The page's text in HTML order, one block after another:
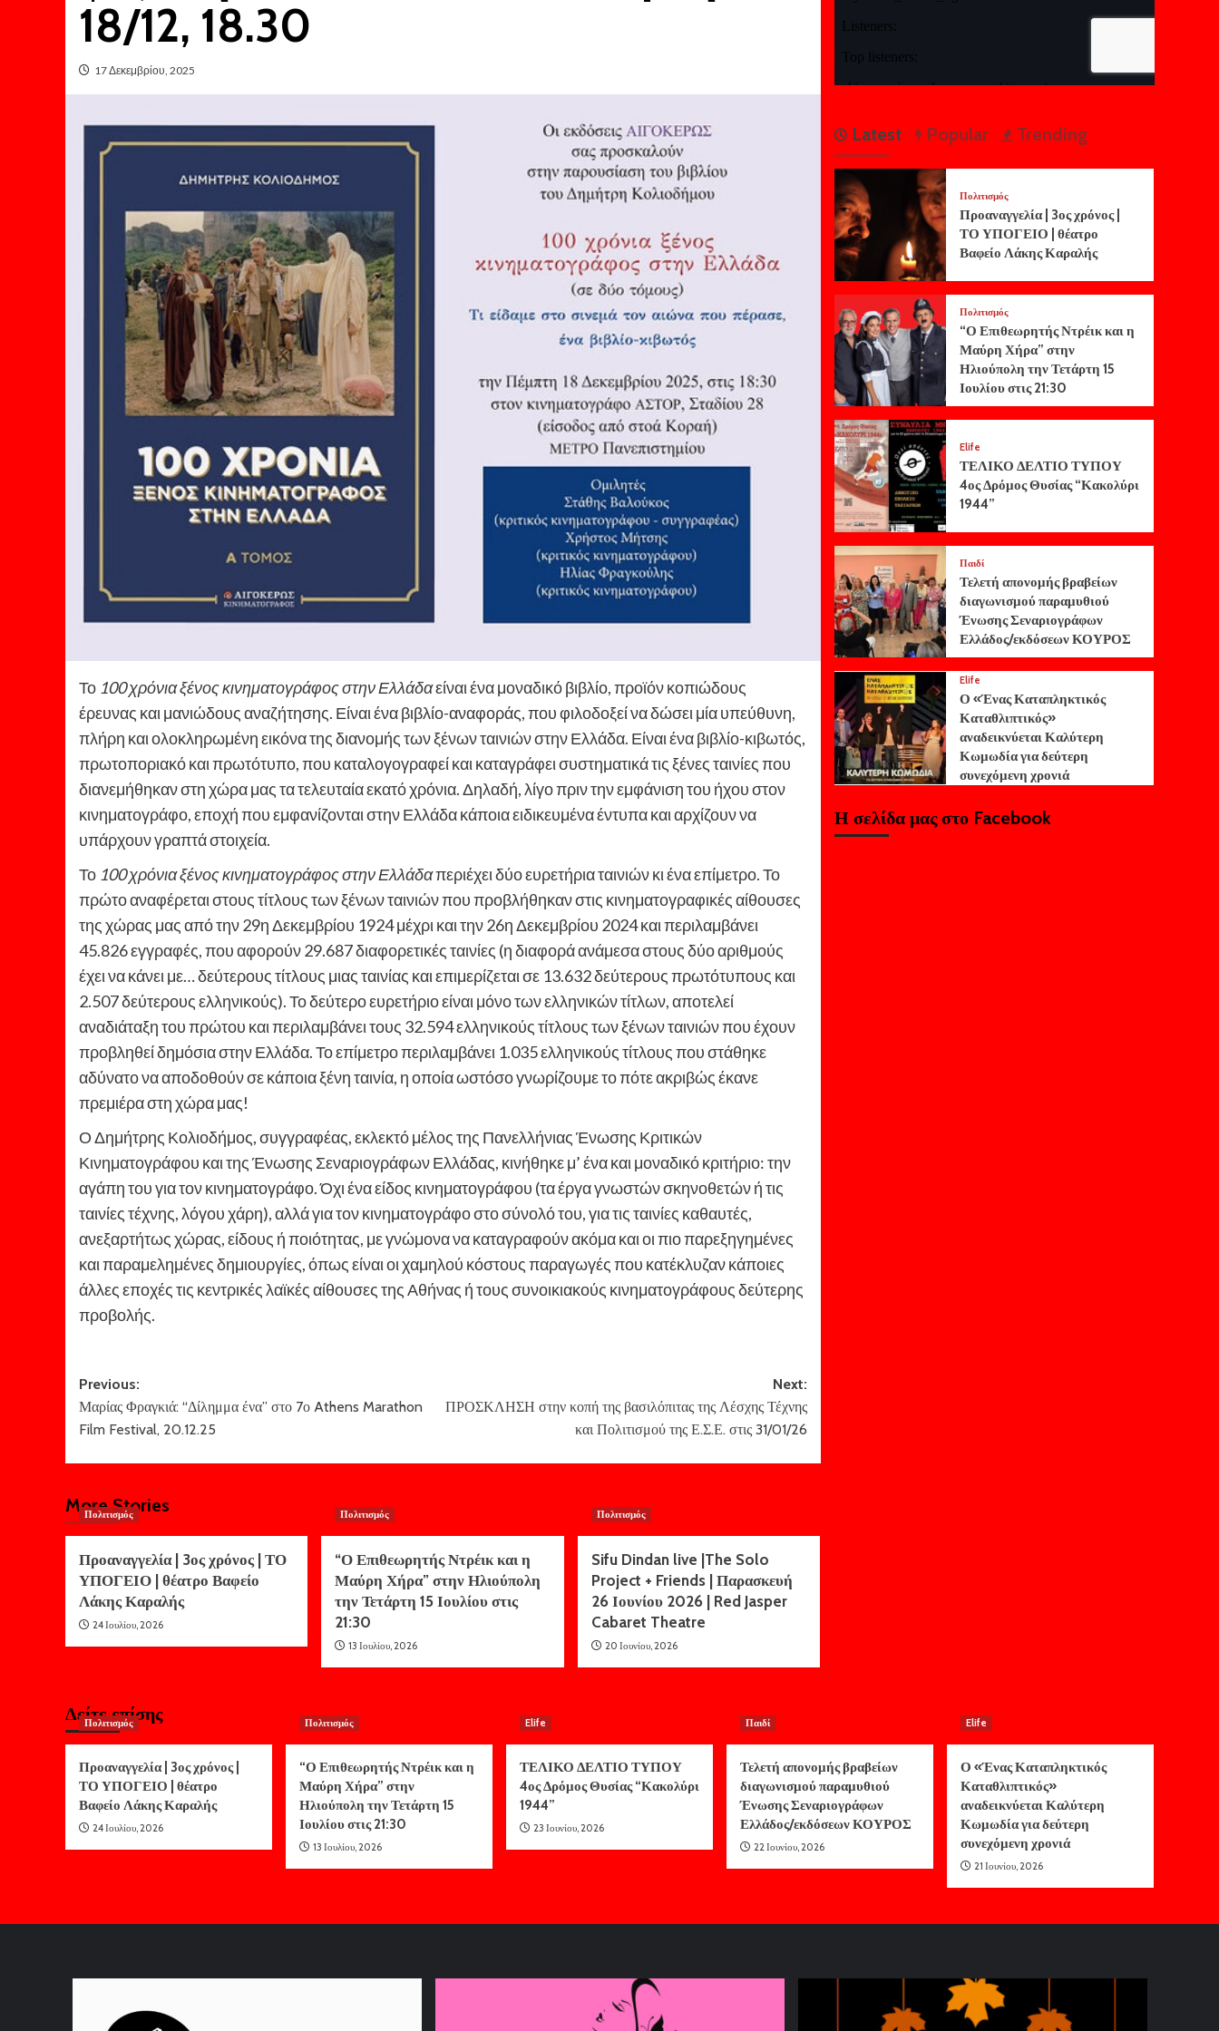
18/12, 18.30
17 Δεκεμβρίου, 2025
Το 100 χρόνια ξένος κινηματογράφος στην Ελλάδαείναι ένα μοναδικό βιβλίο, προϊόν κοπιώδους
έρευνας και μανιώδους αναζήτησης. Είναι ένα βιβλίο-αναφοράς, που φιλοδοξεί να δώσει μία υπεύθυνη,
πλήρη και ολοκληρωμένη εικόνα της διανομής των ξένων ταινιών στην Ελλάδα. Είναι ένα βιβλίο-κιβωτός,
πρωτοποριακό και πρωτότυπο, που καταλογογραφεί και καταγράφει συστηματικά τις ξένες ταινίες που
διανεμήθηκαν στη χώρα μας τα τελευταία εκατό χρόνια. Δηλαδή, λίγο πριν την εμφάνιση του ήχου στον
κινηματογράφο, εποχή που εμφανίζονται στην Ελλάδα κάποια ειδικευμένα έντυπα και αρχίζουν να
υπάρχουν γραπτά στοιχεία.
Το 100 χρόνια ξένος κινηματογράφος στην Ελλάδαπεριέχει δύο ευρετήρια ταινιών κι ένα επίμετρο. Το
πρώτο αναφέρεται στους τίτλους των ξένων ταινιών που προβλήθηκαν στις κινηματογραφικές αίθουσες
της χώρας μας από την 29η Δεκεμβρίου 1924 μέχρι και την 26η Δεκεμβρίου 2024 και περιλαμβάνει
45.826 εγγραφές, που αφορούν 29.687 διαφορετικές ταινίες (η διαφορά ανάμεσα στους δύο αριθμούς
έχει να κάνει με… δεύτερους τίτλους μιας ταινίας και επιμερίζεται σε 13.632 δεύτερους πρωτότυπους και
2.507 δεύτερους ελληνικούς). Το δεύτερο ευρετήριο είναι μόνο των ελληνικών τίτλων, αποτελεί
αναδιάταξη του πρώτου και περιλαμβάνει τους 32.594 ελληνικούς τίτλους των ξένων ταινιών που έχουν
προβληθεί δημόσια στην Ελλάδα. Το επίμετρο περιλαμβάνει 1.035 ελληνικούς τίτλους που στάθηκε
αδύνατο να αποδοθούν σε κάποια ξένη ταινία, η οποία ωστόσο γνωρίζουμε το πότε ακριβώς έκανε
πρεμιέρα στη χώρα μας!
Ο Δημήτρης Κολιοδήμος, συγγραφέας, εκλεκτό μέλος της Πανελλήνιας Ένωσης Κριτικών
Κινηματογράφου και της Ένωσης Σεναριογράφων Ελλάδας, κινήθηκε μ’ ένα και μοναδικό κριτήριο: την
αγάπη του για τον κινηματογράφο. Όχι ένα είδος κινηματογράφου (τα έργα γνωστών σκηνοθετών ή τις
ταινίες τέχνης, λόγου χάρη), αλλά για τον κινηματογράφο στο σύνολό του, για τις ταινίες καθαυτές,
ανεξαρτήτως χώρας, είδους ή ποιότητας, με γνώμονα να καταγραφούν ακόμα και οι πιο παρεξηγημένες
και παραμελημένες δημιουργίες, όπως είναι οι χαμηλού κόστους παραγωγές που κατέκλυζαν κάποιες
άλλες εποχές τις κεντρικές λαϊκές αίθουσες της Αθήνας ή τους συνοικιακούς κινηματογράφους δεύτερης
προβολής.
Post
navigation
Previous:
Μαρίας Φραγκιά: “Δίλημμα ένα” στο 7ο Athens Marathon
Film Festival, 20.12.25
Next:
ΠΡΟΣΚΛΗΣΗ στην κοπή της βασιλόπιτας της Λέσχης Τέχνης
και Πολιτισμού της Ε.Σ.Ε. στις 31/01/26
More Stories
Πολιτισμός
Προαναγγελία | 3ος χρόνος | ΤΟ
ΥΠΟΓΕΙΟ | θέατρο Βαφείο
Λάκης Καραλής
24 Ιουλίου, 2026
Πολιτισμός
“Ο Επιθεωρητής Ντρέικ και η
Μαύρη Χήρα” στην Ηλιούπολη
την Τετάρτη 15 Ιουλίου στις
21:30
13 Ιουλίου, 2026
Πολιτισμός
Sifu Dindan live |The Solo
Project + Friends | Παρασκευή
26 Ιουνίου 2026 | Red Jasper
Cabaret Theatre
20 Ιουνίου, 2026
Latest Popular Trending
Πολιτισμός
Προαναγγελία | 3ος χρόνος |
ΤΟ ΥΠΟΓΕΙΟ | θέατρο
Βαφείο Λάκης Καραλής
Πολιτισμός
“Ο Επιθεωρητής Ντρέικ και η
Μαύρη Χήρα” στην
Ηλιούπολη την Τετάρτη 15
Ιουλίου στις 21:30
Elife
ΤΕΛΙΚΟ ΔΕΛΤΙΟ ΤΥΠΟΥ
4ος Δρόμος Θυσίας “Κακολύρι
1944”
Παιδί
Τελετή απονομής βραβείων
διαγωνισμού παραμυθιού
Ένωσης Σεναριογράφων
Ελλάδος/εκδόσεων ΚΟΥΡΟΣ
Elife
Ο «Ένας Καταπληκτικός
Καταθλιπτικός»
αναδεικνύεται Καλύτερη
Κωμωδία για δεύτερη
συνεχόμενη χρονιά
Η σελίδα μας στο Facebook
Δείτε επίσης
Πολιτισμός
Προαναγγελία | 3ος χρόνος |
ΤΟ ΥΠΟΓΕΙΟ | θέατρο
Βαφείο Λάκης Καραλής
24 Ιουλίου, 2026
Πολιτισμός
“Ο Επιθεωρητής Ντρέικ και η
Μαύρη Χήρα” στην
Ηλιούπολη την Τετάρτη 15
Ιουλίου στις 21:30
13 Ιουλίου, 2026
Elife
ΤΕΛΙΚΟ ΔΕΛΤΙΟ ΤΥΠΟΥ
4ος Δρόμος Θυσίας “Κακολύρι
1944”
23 Ιουνίου, 2026
Παιδί
Τελετή απονομής βραβείων
διαγωνισμού παραμυθιού
Ένωσης Σεναριογράφων
Ελλάδος/εκδόσεων ΚΟΥΡΟΣ
22 Ιουνίου, 2026
Elife
Ο «Ένας Καταπληκτικός
Καταθλιπτικός»
αναδεικνύεται Καλύτερη
Κωμωδία για δεύτερη
συνεχόμενη χρονιά
21 Ιουνίου, 2026